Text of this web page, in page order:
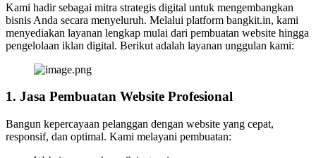
Kami hadir sebagai mitra strategis digital untuk mengembangkan
bisnis Anda secara menyeluruh. Melalui platform bangkit.in, kami
menyediakan layanan lengkap mulai dari pembuatan website hingga
pengelolaan iklan digital. Berikut adalah layanan unggulan kami:
1. Jasa Pembuatan Website Profesional
Bangun kepercayaan pelanggan dengan website yang cepat,
responsif, dan optimal. Kami melayani pembuatan: